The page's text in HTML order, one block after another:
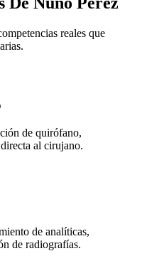
reales que
de quirófano,
al cirujano.
de analíticas,
de radiografías.